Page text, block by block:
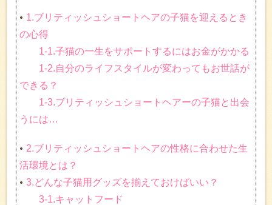
1.ブリティッシュショートヘアの子猫を迎えるとき
の心得
1-1.子猫の一生をサポートするにはお金がかかる
1-2.自分のライフスタイルが変わってもお世話が
できる？
1-3.ブリティッシュショートヘアーの子猫と出会
うには…
2.ブリティッシュショートヘアの性格に合わせた生
活環境とは？
3.どんな子猫用グッズを揃えておけばいい？
3-1.キャットフード